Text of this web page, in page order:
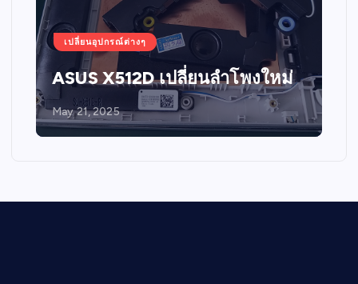
เปลี่ยนอุปกรณ์ต่างๆ
ASUS X512D เปลี่ยนลำโพงใหม่
May 21, 2025